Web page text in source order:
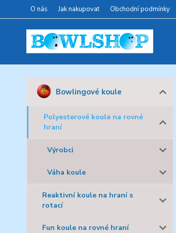
O nás Jak nakupovat Obchodní podmínky
Bowlingové koule
Polyesterové koule na rovné
hraní
Výrobci
Váha koule
Reaktivní koule na hraní s
rotací
Fun koule na rovné hraní